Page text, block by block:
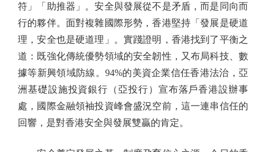
符」「助推器」。安全與發展從不是矛盾，而是同向而
行的夥伴。面對複雜國際形勢，香港堅持「發展是硬道
理，安全也是硬道理」。實踐證明，香港找到了平衡之
道：既強化傳統優勢領域的安全韌性，又布局科技、數
據等新興領域防線。94%的美資企業信任香港法治，亞
洲基礎設施投資銀行（亞投行）宣布落戶香港設辦事
處，國際金融領袖投資峰會盛況空前，這一連串信任的
回響，是對香港安全與發展雙贏的肯定。